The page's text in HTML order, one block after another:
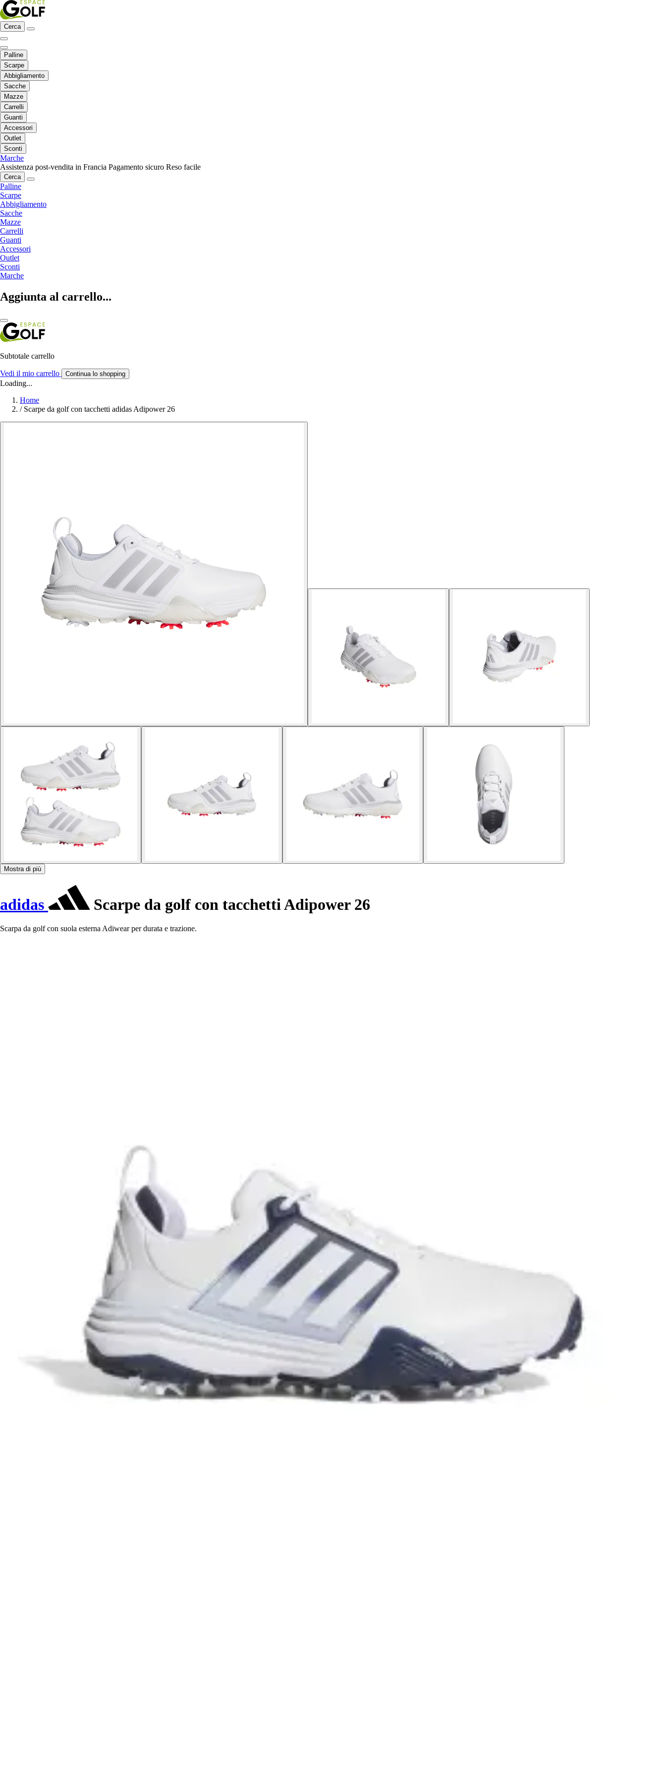
Cerca
Palline
Scarpe
Abbigliamento
Sacche
Mazze
Carrelli
Guanti
Accessori
Outlet
Sconti
Marche
Assistenza post-vendita in Francia Pagamento sicuro Reso facile
Cerca
Palline
Scarpe
Abbigliamento
Sacche
Mazze
Carrelli
Guanti
Accessori
Outlet
Sconti
Marche
Aggiunta al carrello...
Subtotale carrello
Vedi il mio carrello Continua lo shopping
Loading...
Home
/ Scarpe da golf con tacchetti adidas Adipower 26
Mostra di più
adidas Scarpe da golf con tacchetti Adipower 26
Scarpa da golf con suola esterna Adiwear per durata e trazione.